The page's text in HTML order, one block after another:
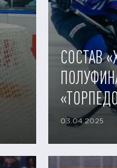
СОСТАВ
03.04.2025